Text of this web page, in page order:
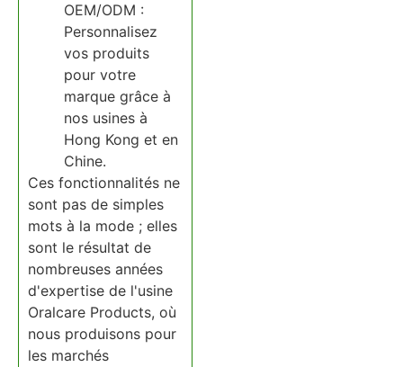
OEM/ODM :
Personnalisez
vos produits
pour votre
marque grâce à
nos usines à
Hong Kong et en
Chine.
Ces fonctionnalités ne
sont pas de simples
mots à la mode ; elles
sont le résultat de
nombreuses années
d'expertise de l'usine
Oralcare Products, où
nous produisons pour
les marchés